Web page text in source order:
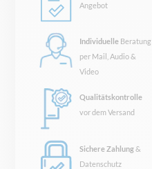
Angebot
IndividuelleBeratung
per Mail, Audio &
Video
Qualitätskontrolle
vor dem Versand
Sichere Zahlung&
Datenschutz